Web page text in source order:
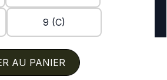
9 (C)
AU PANIER